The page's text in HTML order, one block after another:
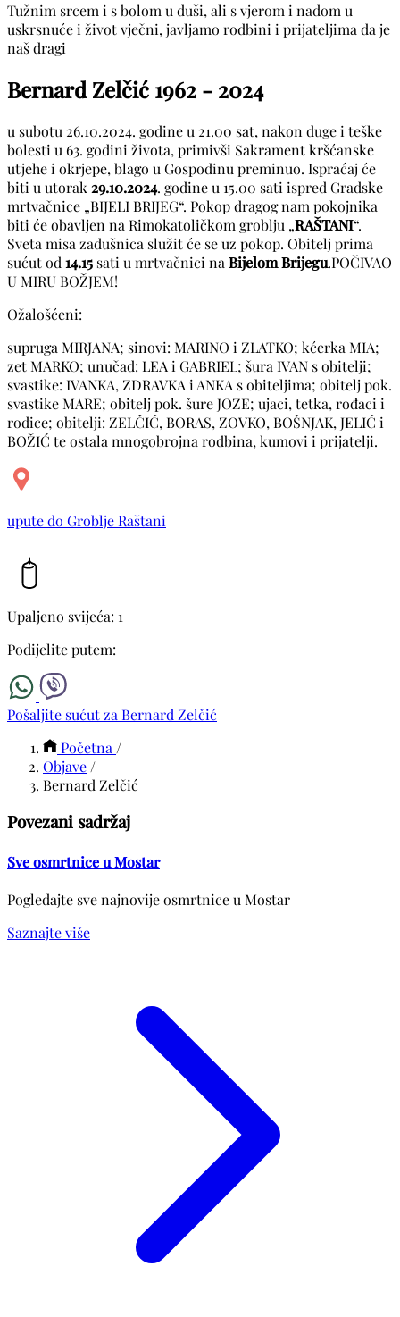
Tužnim srcem i s bolom u duši, ali s vjerom i nadom u
uskrsnuće i život vječni, javljamo rodbini i prijateljima da je
naš dragi
Bernard Zelčić 1962 - 2024
u subotu 26.10.2024. godine u 21.00 sat, nakon duge i teške
bolesti u 63. godini života, primivši Sakrament kršćanske
utjehe i okrjepe, blago u Gospodinu preminuo. Ispraćaj će
biti u utorak 29.10.2024. godine u 15.00 sati ispred Gradske
mrtvačnice „BIJELI BRIJEG“. Pokop dragog nam pokojnika
biti će obavljen na Rimokatoličkom groblju „RAŠTANI“.
Sveta misa zadušnica služit će se uz pokop. Obitelj prima
sućut od 14.15 sati u mrtvačnici na BijelomBrijegu.POČIVAO
U MIRU BOŽJEM!
Ožalošćeni:
supruga MIRJANA; sinovi: MARINO i ZLATKO; kćerka MIA;
zet MARKO; unučad: LEA i GABRIEL; šura IVAN s obitelji;
svastike: IVANKA, ZDRAVKA i ANKA s obiteljima; obitelj pok.
svastike MARE; obitelj pok. šure JOZE; ujaci, tetka, rođaci i
rodice; obitelji: ZELČIĆ, BORAS, ZOVKO, BOŠNJAK, JELIĆ i
BOŽIĆ te ostala mnogobrojna rodbina, kumovi i prijatelji.
upute do Groblje Raštani
Upaljeno svijeća: 1
Podijelite putem:
Pošaljite sućut za Bernard Zelčić
Početna /
Objave /
Bernard Zelčić
Povezani sadržaj
Sve osmrtnice u Mostar
Pogledajte sve najnovije osmrtnice u Mostar
Saznajte više